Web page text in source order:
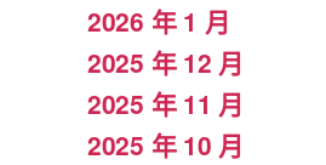
2026 年 1 月
2025 年 12 月
2025 年 11 月
2025 年 10 月